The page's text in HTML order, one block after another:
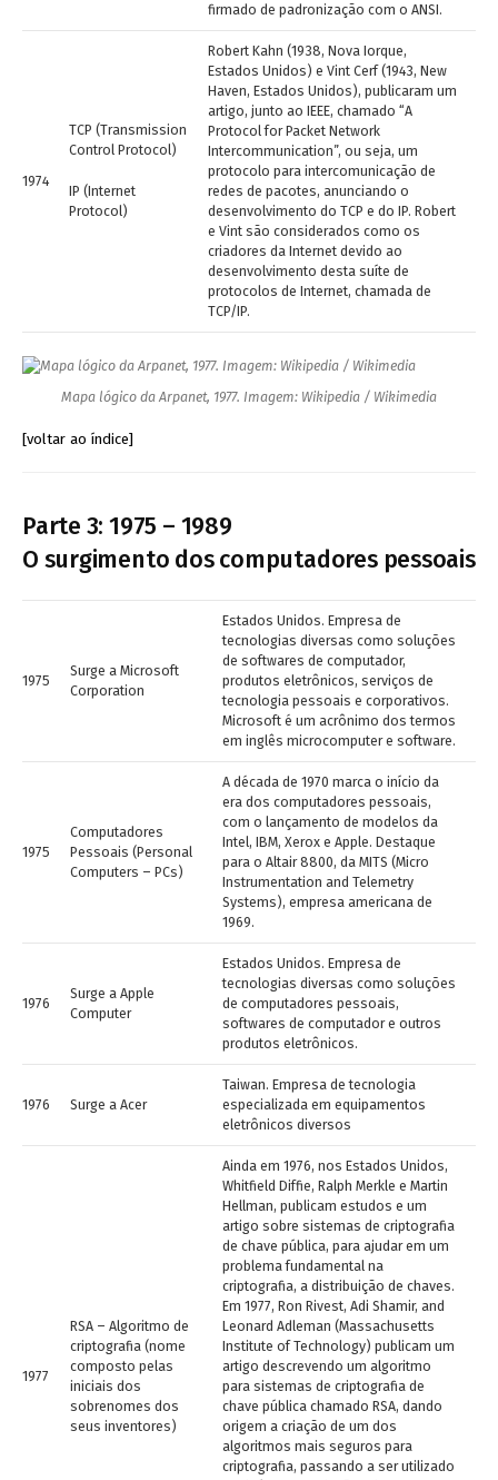
firmado de padronização com o ANSI.
1974
TCP (Transmission
Control Protocol)
IP (Internet
Protocol)
Robert Kahn (1938, Nova Iorque,
Estados Unidos) e Vint Cerf (1943, New
Haven, Estados Unidos), publicaram um
artigo, junto ao IEEE, chamado “A
Protocol for Packet Network
Intercommunication”, ou seja, um
protocolo para intercomunicação de
redes de pacotes, anunciando o
desenvolvimento do TCP e do IP. Robert
e Vint são considerados como os
criadores da Internet devido ao
desenvolvimento desta suíte de
protocolos de Internet, chamada de
TCP/IP.
Mapa lógico da Arpanet, 1977. Imagem: Wikipedia / Wikimedia
[voltar ao índice]
Parte 3: 1975 – 1989
O surgimento dos computadores pessoais
1975
Surge a Microsoft
Corporation
Estados Unidos. Empresa de
tecnologias diversas como soluções
de softwares de computador,
produtos eletrônicos, serviços de
tecnologia pessoais e corporativos.
Microsoft é um acrônimo dos termos
em inglês microcomputer e software.
1975
Computadores
Pessoais (Personal
Computers – PCs)
A década de 1970 marca o início da
era dos computadores pessoais,
com o lançamento de modelos da
Intel, IBM, Xerox e Apple. Destaque
para o Altair 8800, da MITS (Micro
Instrumentation and Telemetry
Systems), empresa americana de
1969.
1976
Surge a Apple
Computer
Estados Unidos. Empresa de
tecnologias diversas como soluções
de computadores pessoais,
softwares de computador e outros
produtos eletrônicos.
1976 Surge a Acer
Taiwan. Empresa de tecnologia
especializada em equipamentos
eletrônicos diversos
1977
RSA – Algoritmo de
criptografia (nome
composto pelas
iniciais dos
sobrenomes dos
seus inventores)
Ainda em 1976, nos Estados Unidos,
Whitfield Diffie, Ralph Merkle e Martin
Hellman, publicam estudos e um
artigo sobre sistemas de criptografia
de chave pública, para ajudar em um
problema fundamental na
criptografia, a distribuição de chaves.
Em 1977, Ron Rivest, Adi Shamir, and
Leonard Adleman (Massachusetts
Institute of Technology) publicam um
artigo descrevendo um algoritmo
para sistemas de criptografia de
chave pública chamado RSA, dando
origem a criação de um dos
algoritmos mais seguros para
criptografia, passando a ser utilizado